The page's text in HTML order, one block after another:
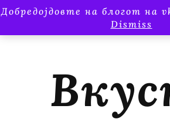
Добредојдовте на блогот на
Dismiss